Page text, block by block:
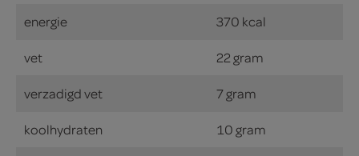
energie 370 kcal
vet 22 gram
verzadigd vet 7 gram
koolhydraten 10 gram